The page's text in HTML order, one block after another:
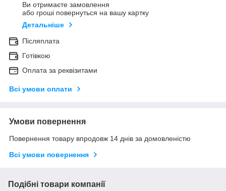
Ви отримаєте замовлення
або гроші повернуться на вашу картку
Детальніше
Післяплата
Готівкою
Оплата за реквізитами
Всі умови оплати
Умови повернення
Повернення товару впродовж 14 днів за домовленістю
Всі умови повернення
Подібні товари компанії